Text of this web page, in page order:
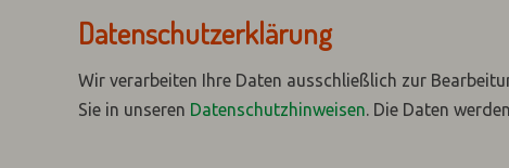
Datenschutzerklärung
Wir verarbeiten Ihre Daten ausschließlich zur
Sie in unseren Datenschutzhinweisen. Die Daten